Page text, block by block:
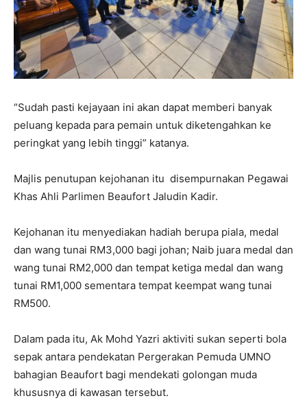
“Sudah pasti kejayaan ini akan dapat memberi banyak
peluang kepada para pemain untuk diketengahkan ke
peringkat yang lebih tinggi” katanya.
Majlis penutupan kejohanan itu disempurnakan Pegawai
Khas Ahli Parlimen Beaufort Jaludin Kadir.
Kejohanan itu menyediakan hadiah berupa piala, medal
dan wang tunai RM3,000 bagi johan; Naib juara medal dan
wang tunai RM2,000 dan tempat ketiga medal dan wang
tunai RM1,000 sementara tempat keempat wang tunai
RM500.
Dalam pada itu, Ak Mohd Yazri aktiviti sukan seperti bola
sepak antara pendekatan Pergerakan Pemuda UMNO
bahagian Beaufort bagi mendekati golongan muda
khususnya di kawasan tersebut.